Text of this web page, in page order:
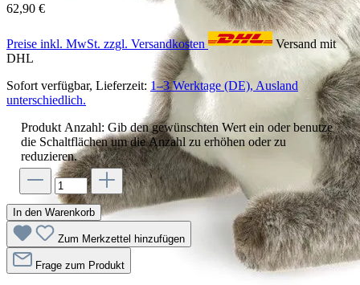
62,90 €
Preise inkl. MwSt. zzgl. Versandkosten
Versand mit
DHL
Sofort verfügbar, Lieferzeit: 1–3 Werktage (DE), Ausland
unterschiedlich.
Produkt Anzahl: Gib den gewünschten Wert ein oder benutze
die Schaltflächen um die Anzahl zu erhöhen oder zu
reduzieren.
In den Warenkorb
Zum Merkzettel hinzufügen
Frage zum Produkt